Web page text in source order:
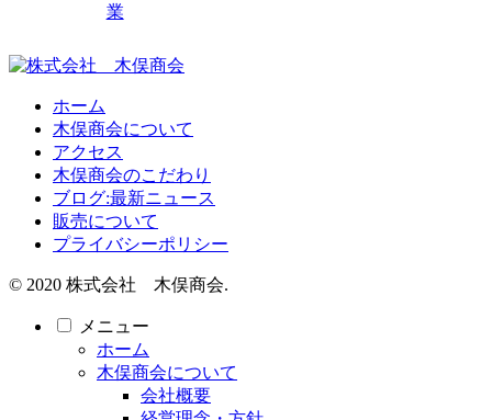
業
ホーム
木俣商会について
アクセス
木俣商会のこだわり
ブログ:最新ニュース
販売について
プライバシーポリシー
© 2020 株式会社 木俣商会.
メニュー
ホーム
木俣商会について
会社概要